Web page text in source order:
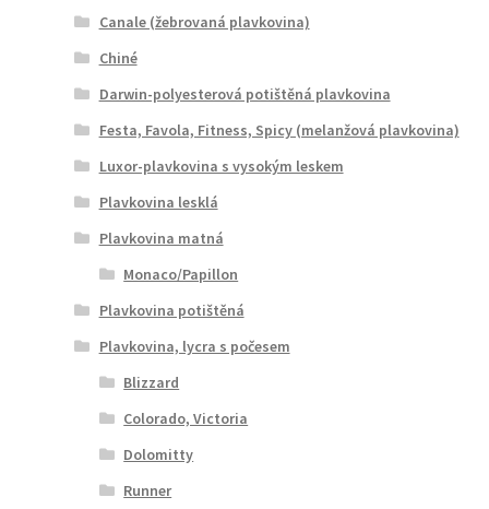
Canale (žebrovaná plavkovina)
Chiné
Darwin-polyesterová potištěná plavkovina
Festa, Favola, Fitness, Spicy (melanžová plavkovina)
Luxor-plavkovina s vysokým leskem
Plavkovina lesklá
Plavkovina matná
Monaco/Papillon
Plavkovina potištěná
Plavkovina, lycra s počesem
Blizzard
Colorado, Victoria
Dolomitty
Runner